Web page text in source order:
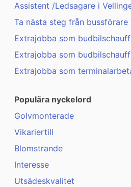
Assistent /Ledsagare i
Ta nästa steg från bussförare
Extrajobba som
Extrajobba som
Extrajobba som
Populära nyckelord
Golvmonterade
Vikariertill
Blomstrande
Interesse
Utsädeskvalitet